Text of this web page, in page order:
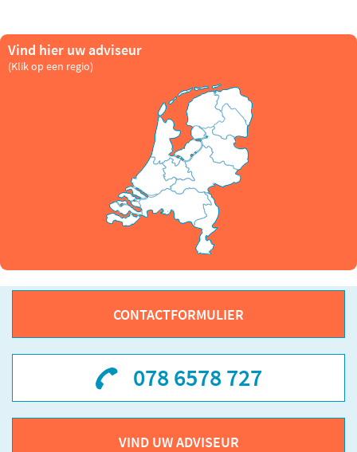
Vind hier uw adviseur
(Klik op een regio)
CONTACTFORMULIER
078 6578 727
VIND UW ADVISEUR